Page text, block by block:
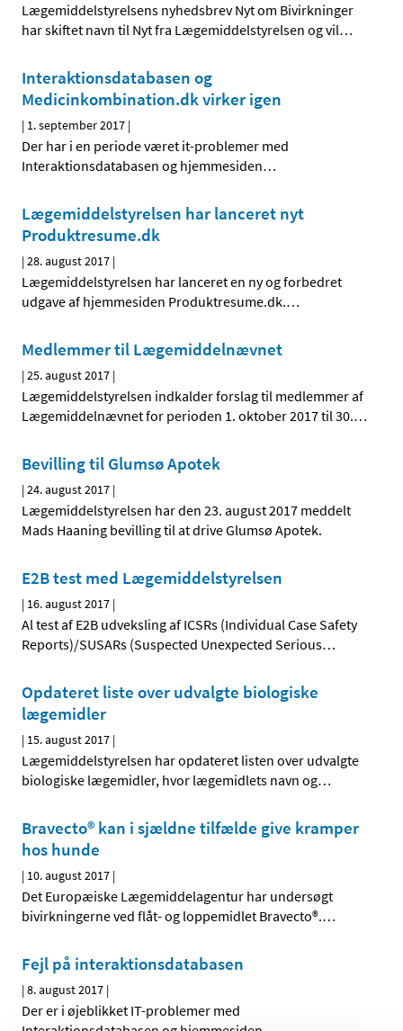
Lægemiddelstyrelsens nyhedsbrev Nyt om Bivirkninger
har skiftet navn til Nyt fra Lægemiddelstyrelsen og vil…
Interaktionsdatabasen og
Medicinkombination.dk virker igen
| 1. september 2017 |
Der har i en periode været it-problemer med
Interaktionsdatabasen og hjemmesiden…
Lægemiddelstyrelsen har lanceret nyt
Produktresume.dk
|28. august 2017 |
Lægemiddelstyrelsen har lanceret en ny og forbedret
udgave af hjemmesiden Produktresume.dk.…
Medlemmer til Lægemiddelnævnet
|25. august 2017 |
Lægemiddelstyrelsen indkalder forslag til medlemmer af
Lægemiddelnævnet for perioden 1. oktober 2017 til 30.…
Bevilling til Glumsø Apotek
|24. august 2017 |
Lægemiddelstyrelsen har den 23. august 2017 meddelt
Mads Haaning bevilling til at drive Glumsø Apotek.
E2B test med Lægemiddelstyrelsen
| 16. august 2017 |
Al test af E2B udveksling af ICSRs (Individual Case Safety
Reports)/SUSARs (Suspected Unexpected Serious…
Opdateret liste over udvalgte biologiske
lægemidler
| 15. august 2017 |
Lægemiddelstyrelsen har opdateret listen over udvalgte
biologiske lægemidler, hvor lægemidlets navn og…
Bravecto® kan i sjældne tilfælde give kramper
hos hunde
| 10. august 2017 |
Det Europæiske Lægemiddelagentur har undersøgt
bivirkningerne ved flåt- og loppemidlet Bravecto®.…
Fejl på interaktionsdatabasen
|8. august 2017 |
Der er i øjeblikket IT-problemer med